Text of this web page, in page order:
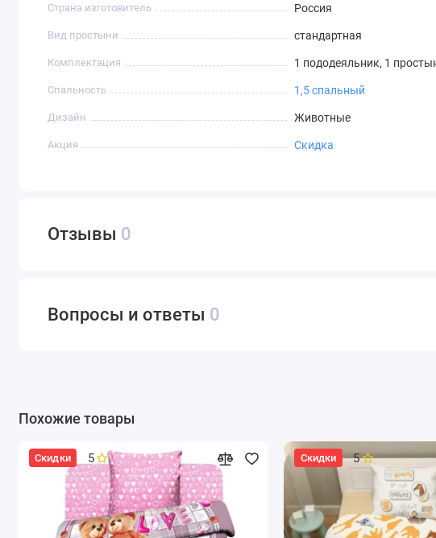
Страна изготовитель Россия
Вид простыни стандартная
Комплектация 1 пододеяльник, 1
Спальность 1,5 спальный
Дизайн Животные
Акция Скидка
Отзывы 0
Вопросы и ответы 0
Похожие товары
Скидки 5 Скидки 5